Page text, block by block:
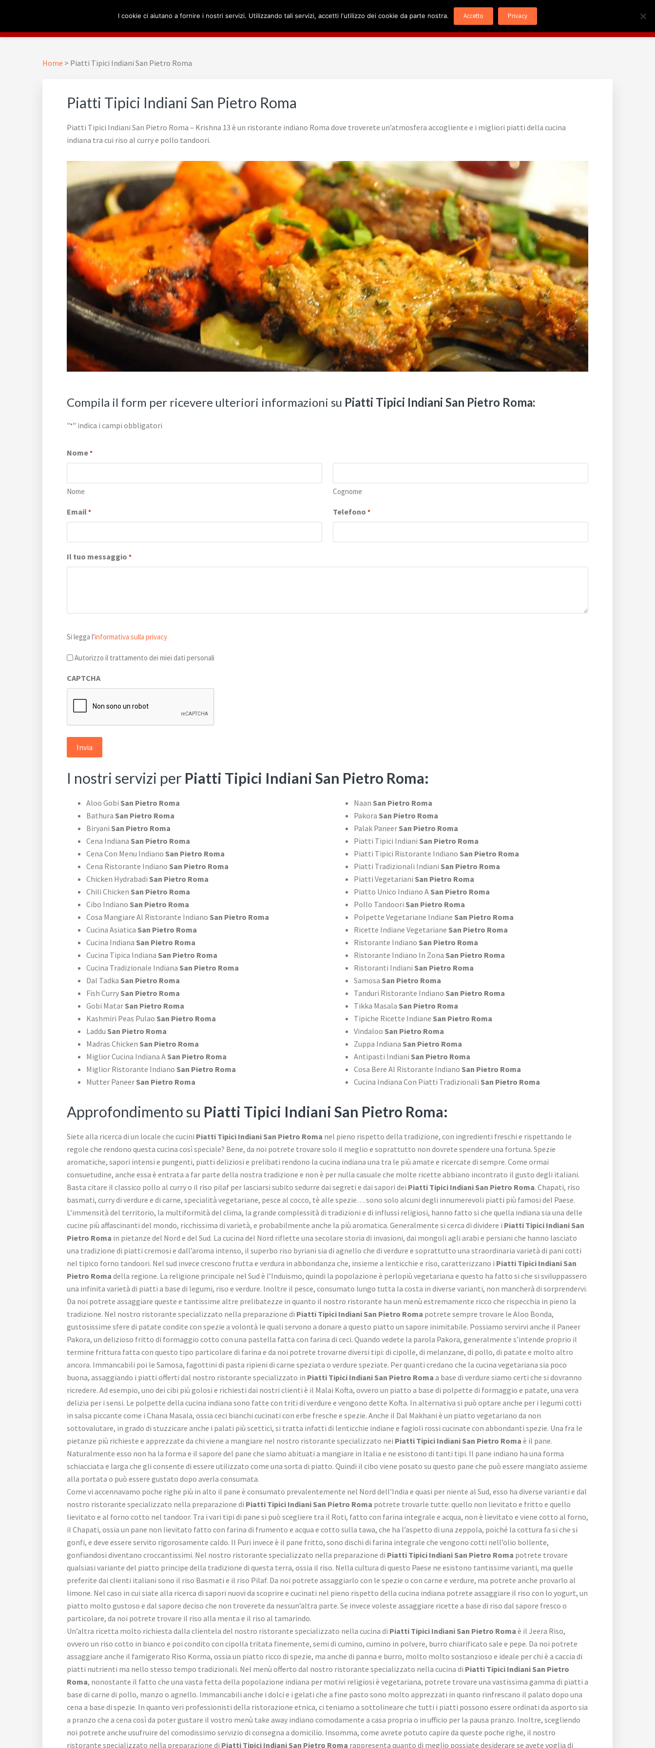
navigazione
contenuto
piè
footer
RISTORANTE INDIANO ROMA
Krishna 13
Home Ristorante Indiano Roma Chi Siamo Menù Dove Siamo
Home > Piatti Tipici Indiani San Pietro Roma
Piatti Tipici Indiani San Pietro Roma
Piatti Tipici Indiani San Pietro Roma – Krishna 13 è un ristorante indiano Roma dove troverete un’atmosfera accogliente e i migliori piatti della cucina
indiana tra cui riso al curry e pollo tandoori.
Compila il form per ricevere ulteriori informazioni su Piatti Tipici Indiani San Pietro Roma:
"*" indica i campi obbligatori
Nome*
Nome Cognome
Email * Telefono *
Il tuo messaggio *
legga
l'informativa
privacy
Si legga l'informativa sulla privacy
Autorizzo il trattamento dei miei dati personali
CAPTCHA
I nostri servizi per Piatti Tipici Indiani San Pietro Roma:
Aloo Gobi San Pietro Roma
Bathura San Pietro Roma
Biryani San Pietro Roma
Cena Indiana San Pietro Roma
Cena Con Menu Indiano San Pietro Roma
Cena Ristorante Indiano San Pietro Roma
Chicken Hydrabadi San Pietro Roma
Chili Chicken San Pietro Roma
Cibo Indiano San Pietro Roma
Cosa Mangiare Al Ristorante Indiano San Pietro Roma
Cucina Asiatica San Pietro Roma
Cucina Indiana San Pietro Roma
Cucina Tipica Indiana San Pietro Roma
Cucina Tradizionale Indiana San Pietro Roma
Dal Tadka San Pietro Roma
Fish Curry San Pietro Roma
Gobi Matar San Pietro Roma
Kashmiri Peas Pulao San Pietro Roma
Laddu San Pietro Roma
Madras Chicken San Pietro Roma
Miglior Cucina Indiana A San Pietro Roma
Miglior Ristorante Indiano San Pietro Roma
Mutter Paneer San Pietro Roma
Naan San Pietro Roma
Pakora San Pietro Roma
Palak Paneer San Pietro Roma
Piatti Tipici Indiani San Pietro Roma
Piatti Tipici Ristorante Indiano San Pietro Roma
Piatti Tradizionali Indiani San Pietro Roma
Piatti Vegetariani San Pietro Roma
Piatto Unico Indiano A San Pietro Roma
Pollo Tandoori San Pietro Roma
Polpette Vegetariane Indiane San Pietro Roma
Ricette Indiane Vegetariane San Pietro Roma
Ristorante Indiano San Pietro Roma
Ristorante Indiano In Zona San Pietro Roma
Ristoranti Indiani San Pietro Roma
Samosa San Pietro Roma
Tanduri Ristorante Indiano San Pietro Roma
Tikka Masala San Pietro Roma
Tipiche Ricette Indiane San Pietro Roma
Vindaloo San Pietro Roma
Zuppa Indiana San Pietro Roma
Antipasti Indiani San Pietro Roma
Cosa Bere Al Ristorante Indiano San Pietro Roma
Cucina Indiana Con Piatti Tradizionali San Pietro Roma
Approfondimento su Piatti Tipici Indiani San Pietro Roma:
Siete alla ricerca di un locale che cucini Piatti Tipici Indiani San Pietro Roma nel pieno rispetto della tradizione, con ingredienti freschi e rispettando le
regole che rendono questa cucina così speciale? Bene, da noi potrete trovare solo il meglio e soprattutto non dovrete spendere una fortuna. Spezie
aromatiche, sapori intensi e pungenti, piatti deliziosi e prelibati rendono la cucina indiana una tra le più amate e ricercate di sempre. Come ormai
consuetudine, anche essa è entrata a far parte della nostra tradizione e non è per nulla casuale che molte ricette abbiano incontrato il gusto degli italiani.
Basta citare il classico pollo al curry o il riso pilaf per lasciarsi subito sedurre dai segreti e dai sapori dei Piatti Tipici Indiani San Pietro Roma. Chapati, riso
basmati, curry di verdure e di carne, specialità vegetariane, pesce al cocco, tè alle spezie… sono solo alcuni degli innumerevoli piatti più famosi del Paese.
L’immensità del territorio, la multiformità del clima, la grande complessità di tradizioni e di influssi religiosi, hanno fatto si che quella indiana sia una delle
cucine più affascinanti del mondo, ricchissima di varietà, e probabilmente anche la più aromatica. Generalmente si cerca di dividere i Piatti Tipici Indiani San
Pietro Roma in pietanze del Nord e del Sud. La cucina del Nord riflette una secolare storia di invasioni, dai mongoli agli arabi e persiani che hanno lasciato
una tradizione di piatti cremosi e dall’aroma intenso, il superbo riso byriani sia di agnello che di verdure e soprattutto una straordinaria varietà di pani cotti
nel tipico forno tandoori. Nel sud invece crescono frutta e verdura in abbondanza che, insieme a lenticchie e riso, caratterizzano i Piatti Tipici Indiani San
Pietro Roma della regione. La religione principale nel Sud è l’Induismo, quindi la popolazione è perlopiù vegetariana e questo ha fatto si che si sviluppassero
una infinita varietà di piatti a base di legumi, riso e verdure. Inoltre il pesce, consumato lungo tutta la costa in diverse varianti, non mancherà di sorprendervi.
Da noi potrete assaggiare queste e tantissime altre prelibatezze in quanto il nostro ristorante ha un menù estremamente ricco che rispecchia in pieno la
tradizione. Nel nostro ristorante specializzato nella preparazione di Piatti Tipici Indiani San Pietro Roma potrete sempre trovare le Aloo Bonda,
gustosissime sfere di patate condite con spezie a volontà le quali servono a donare a questo piatto un sapore inimitabile. Possiamo servirvi anche il Paneer
Pakora, un delizioso fritto di formaggio cotto con una pastella fatta con farina di ceci. Quando vedete la parola Pakora, generalmente s’intende proprio il
termine frittura fatta con questo tipo particolare di farina e da noi potrete trovarne diversi tipi: di cipolle, di melanzane, di pollo, di patate e molto altro
ancora. Immancabili poi le Samosa, fagottini di pasta ripieni di carne speziata o verdure speziate. Per quanti credano che la cucina vegetariana sia poco
buona, assaggiando i piatti offerti dal nostro ristorante specializzato in Piatti Tipici Indiani San Pietro Roma a base di verdure siamo certi che si dovranno
ricredere. Ad esempio, uno dei cibi più golosi e richiesti dai nostri clienti è il Malai Kofta, ovvero un piatto a base di polpette di formaggio e patate, una vera
delizia per i sensi. Le polpette della cucina indiana sono fatte con triti di verdure e vengono dette Kofta. In alternativa si può optare anche per i legumi cotti
in salsa piccante come i Chana Masala, ossia ceci bianchi cucinati con erbe fresche e spezie. Anche il Dal Makhani è un piatto vegetariano da non
sottovalutare, in grado di stuzzicare anche i palati più scettici, si tratta infatti di lenticchie indiane e fagioli rossi cucinate con abbondanti spezie. Una fra le
pietanze più richieste e apprezzate da chi viene a mangiare nel nostro ristorante specializzato nei Piatti Tipici Indiani San Pietro Roma è il pane.
Naturalmente esso non ha la forma e il sapore del pane che siamo abituati a mangiare in Italia e ne esistono di tanti tipi. Il pane indiano ha una forma
schiacciata e larga che gli consente di essere utilizzato come una sorta di piatto. Quindi il cibo viene posato su questo pane che può essere mangiato assieme
alla portata o può essere gustato dopo averla consumata.
Come vi accennavamo poche righe più in alto il pane è consumato prevalentemente nel Nord dell’India e quasi per niente al Sud, esso ha diverse varianti e dal
nostro ristorante specializzato nella preparazione di Piatti Tipici Indiani San Pietro Roma potrete trovarle tutte: quello non lievitato e fritto e quello
lievitato e al forno cotto nel tandoor. Tra i vari tipi di pane si può scegliere tra il Roti, fatto con farina integrale e acqua, non è lievitato e viene cotto al forno,
il Chapati, ossia un pane non lievitato fatto con farina di frumento e acqua e cotto sulla tawa, che ha l’aspetto di una zeppola, poiché la cottura fa si che si
gonfi, e deve essere servito rigorosamente caldo. Il Puri invece è il pane fritto, sono dischi di farina integrale che vengono cotti nell’olio bollente,
gonfiandosi diventano croccantissimi. Nel nostro ristorante specializzato nella preparazione di Piatti Tipici Indiani San Pietro Roma potrete trovare
qualsiasi variante del piatto principe della tradizione di questa terra, ossia il riso. Nella cultura di questo Paese ne esistono tantissime varianti, ma quelle
preferite dai clienti italiani sono il riso Basmati e il riso Pilaf. Da noi potrete assaggiarlo con le spezie o con carne e verdure, ma potrete anche provarlo al
limone. Nel caso in cui siate alla ricerca di sapori nuovi da scoprire e cucinati nel pieno rispetto della cucina indiana potrete assaggiare il riso con lo yogurt, un
piatto molto gustoso e dal sapore deciso che non troverete da nessun’altra parte. Se invece voleste assaggiare ricette a base di riso dal sapore fresco o
particolare, da noi potrete trovare il riso alla menta e il riso al tamarindo.
Un’altra ricetta molto richiesta dalla clientela del nostro ristorante specializzato nella cucina di Piatti Tipici Indiani San Pietro Roma è il Jeera Riso,
ovvero un riso cotto in bianco e poi condito con cipolla tritata finemente, semi di cumino, cumino in polvere, burro chiarificato sale e pepe. Da noi potrete
assaggiare anche il famigerato Riso Korma, ossia un piatto ricco di spezie, ma anche di panna e burro, molto molto sostanzioso e ideale per chi è a caccia di
piatti nutrienti ma nello stesso tempo tradizionali. Nel menù offerto dal nostro ristorante specializzato nella cucina di Piatti Tipici Indiani San Pietro
Roma, nonostante il fatto che una vasta fetta della popolazione indiana per motivi religiosi è vegetariana, potrete trovare una vastissima gamma di piatti a
base di carne di pollo, manzo o agnello. Immancabili anche i dolci e i gelati che a fine pasto sono molto apprezzati in quanto rinfrescano il palato dopo una
cena a base di spezie. In quanto veri professionisti della ristorazione etnica, ci teniamo a sottolineare che tutti i piatti possono essere ordinati da asporto sia
a pranzo che a cena così da poter gustare il vostro menù take away indiano comodamente a casa propria o in ufficio per la pausa pranzo. Inoltre, scegliendo
noi potrete anche usufruire del comodissimo servizio di consegna a domicilio. Insomma, come avrete potuto capire da queste poche righe, il nostro
ristorante specializzato nella preparazione di Piatti Tipici Indiani San Pietro Roma rappresenta quanto di meglio possiate desiderare se avete voglia di
I cookie ci aiutano a fornire i nostri servizi. Utilizzando tali servizi, accetti l'utilizzo dei cookie da parte nostra. Accetto Privacy